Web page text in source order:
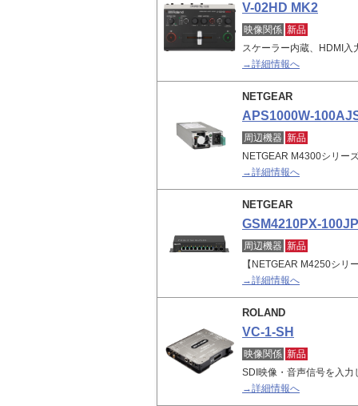
V-02HD MK2
映像関係 新品
スケーラー内蔵、HDMI
→詳細情報へ
NETGEAR
APS1000W-
周辺機器 新品
NETGEAR M4300シリー
→詳細情報へ
NETGEAR
GSM4210PX-
周辺機器 新品
【NETGEAR M4250シリ
→詳細情報へ
ROLAND
VC-1-SH
映像関係 新品
SDI映像・音声信号を入
→詳細情報へ